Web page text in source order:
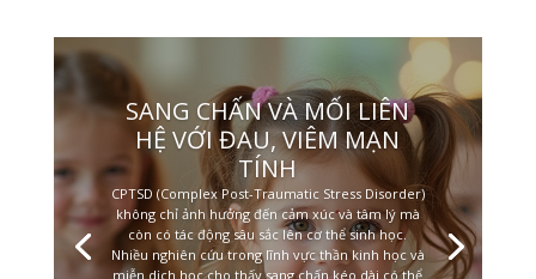
SANG CHẤN VÀ MỐI LIÊN
HỆ VỚI ĐAU, VIÊM MẠN
TÍNH
CPTSD (Complex Post-Traumatic Stress Disorder)
không chỉ ảnh hưởng đến cảm xúc và tâm lý mà
còn có tác động sâu sắc lên cơ thể sinh học.
Nhiều nghiên cứu trong lĩnh vực thần kinh học và
miễn dịch học cho thấy sang chấn kéo dài có thể